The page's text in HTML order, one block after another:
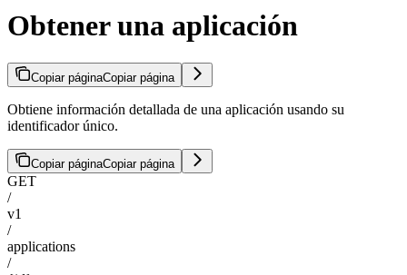
Obtener una aplicación
Copiar páginaCopiar página
Obtiene información detallada de una aplicación usando su
identificador único.
Copiar páginaCopiar página
GET
/
v1
/
applications
/